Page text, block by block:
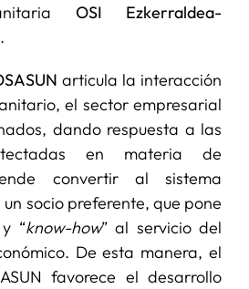
OSI Ezkerraldea-
.
articula la interacción
el sector empresarial
dando respuesta a las
en materia de
convertir al sistema
socio preferente, que pone
“know-how” al servicio del
De esta manera, el
favorece el desarrollo